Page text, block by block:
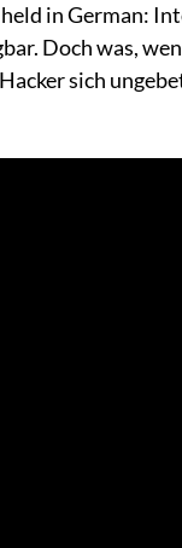
in German:
Doch was,
sich